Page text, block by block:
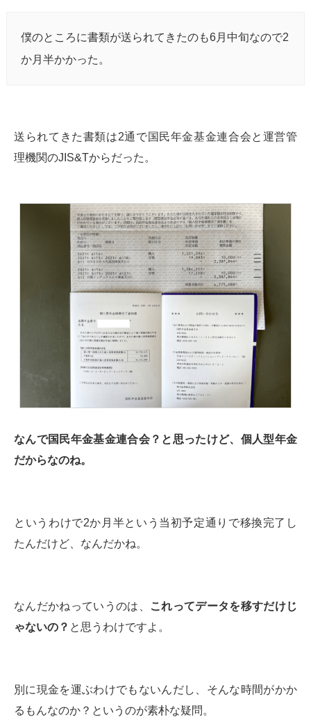
僕のところに書類が送られてきたのも6月中旬なので2
か月半かかった。
送られてきた書類は2通で国民年金基金連合会と運営管
理機関のJIS&Tからだった。
なんで国民年金基金連合会？と思ったけど、個人型年金
だからなのね。
というわけで2か月半という当初予定通りで移換完了し
たんだけど、なんだかね。
なんだかねっていうのは、
これってデータを移すだけじ
ゃないの？ と思うわけですよ。
別に現金を運ぶわけでもないんだし、そんな時間がかか
るもんなのか？というのが素朴な疑問。